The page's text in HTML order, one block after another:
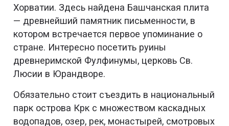
Хорватии. Здесь найдена Башчанская плита
— древнейший памятник письменности, в
котором встречается первое упоминание о
стране. Интересно посетить руины
древнеримской Фулфинумы, церковь Св.
Люсии в Юрандворе.
Обязательно стоит съездить в национальный
парк острова Крк с множеством каскадных
водопадов, озер, рек, монастырей, смотровых